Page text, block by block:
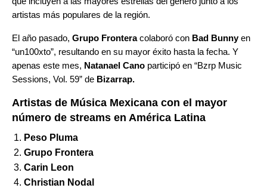
artistas más populares de la región.
El año pasado, Grupo Fronteracolaboró con Bad Bunnyen
“un100xto”, resultando en su mayor éxito hasta la fecha. Y
apenas este mes, Natanael Cano participó en “Bzrp Music
Sessions, Vol. 59” de Bizarrap.
Artistas de Música Mexicana con el mayor
número de streams en América Latina
Peso Pluma
Grupo Frontera
Carin Leon
Christian Nodal